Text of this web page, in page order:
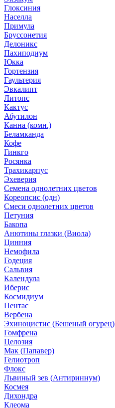
Глоксиния
Населла
Примула
Бруссонетия
Делоникс
Пахиподиум
Юкка
Гортензия
Гаультерия
Эвкалипт
Литопс
Кактус
Абутилон
Канна (комн.)
Беламканда
Кофе
Гинкго
Росянка
Трахикарпус
Эхеверия
Семена однолетних цветов
Кореопсис (одн)
Смеси однолетних цветов
Петуния
Бакопа
Анютины глазки (Виола)
Цинния
Немофила
Годеция
Сальвия
Календула
Иберис
Космидиум
Пентас
Вербена
Эхиноцистис (Бешеный огурец)
Гомфрена
Целозия
Мак (Папавер)
Гелиотроп
Флокс
Львиный зев (Антириннум)
Космея
Дихондра
Клеома